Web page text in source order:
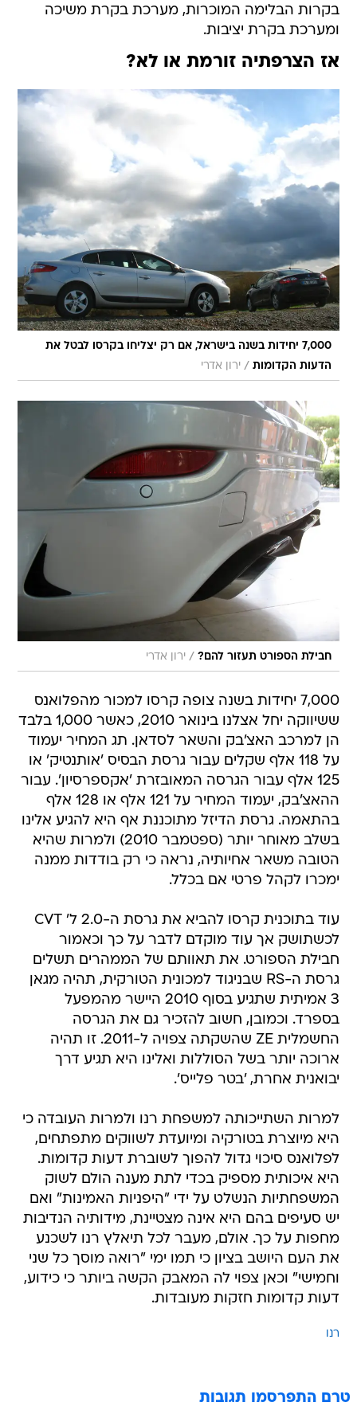
בקרות הבלימה המוכרות, מערכת בקרת משיכה
ומערכת בקרת יציבות.
אז הצרפתיה זורמת או לא?
7,000 יחידות בשנה בישראל, אם רק יצליחו בקרסו לבטל את
הדעות הקדומות / ירון אדרי
חבילת הספורט תעזור להם? / ירון אדרי
7,000 יחידות בשנה צופה קרסו למכור מהפלואנס
ששיווקה יחל אצלנו בינואר 2010, כאשר 1,000 בלבד
הן למרכב האצ'בק והשאר לסדאן. תג המחיר יעמוד
על 118 אלף שקלים עבור גרסת הבסיס 'אותנטיק' או
125 אלף עבור הגרסה המאובזרת 'אקספרסיון'. עבור
ההאצ'בק, יעמוד המחיר על 121 אלף או 128 אלף
בהתאמה. גרסת הדיזל מתוכננת אף היא להגיע אלינו
בשלב מאוחר יותר (ספטמבר 2010) ולמרות שהיא
הטובה משאר אחיותיה, נראה כי רק בודדות ממנה
ימכרו לקהל פרטי אם בכלל.
עוד בתוכנית קרסו להביא את גרסת ה-2.0 ל' CVT
לכשתושק אך עוד מוקדם לדבר על כך וכאמור
חבילת הספורט. את תאוותם של הממהרים תשלים
גרסת ה-RS שבניגוד למכונית הטורקית, תהיה מגאן
3 אמיתית שתגיע בסוף 2010 היישר מהמפעל
בספרד. וכמובן, חשוב להזכיר גם את הגרסה
החשמלית ZE שהשקתה צפויה ל-2011. זו תהיה
ארוכה יותר בשל הסוללות ואלינו היא תגיע דרך
יבואנית אחרת, 'בטר פלייס'.
למרות השתייכותה למשפחת רנו ולמרות העובדה כי
היא מיוצרת בטורקיה ומיועדת לשווקים מתפתחים,
לפלואנס סיכוי גדול להפוך לשוברת דעות קדומות.
היא איכותית מספיק בכדי לתת מענה הולם לשוק
המשפחתיות הנשלט על ידי "היפניות האמינות" ואם
יש סעיפים בהם היא אינה מצטיינת, מידותיה הנדיבות
מחפות על כך. אולם, מעבר לכל תיאלץ רנו לשכנע
את העם היושב בציון כי תמו ימי "רואה מוסך כל שני
וחמישי" וכאן צפוי לה המאבק הקשה ביותר כי כידוע,
דעות קדומות חזקות מעובדות.
רנו
טרם התפרסמו תגובות